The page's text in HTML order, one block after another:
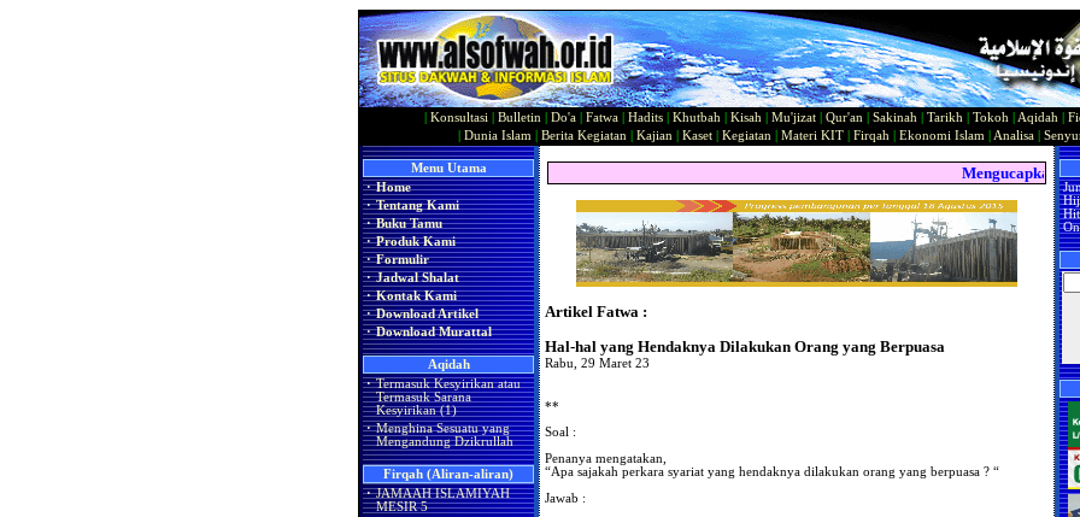
Konsultasi Bulletin Do'a Fatwa Hadits Khutbah Kisah Mu'jizat Qur'an Sakinah Tarikh Tokoh Aqidah
Dunia Islam Berita Kegiatan Kajian Kaset| Kegiatan Materi KIT| Firqah Ekonomi Islam Analisa|
Menu Utama
· Home
· Tentang Kami
· Buku Tamu
· Produk Kami
· Formulir
· Jadwal Shalat
· Kontak Kami
· Download Artikel
· Download Murattal
Aqidah
· Termasuk Kesyirikan atau
Termasuk Sarana
Kesyirikan (1)
· Menghina Sesuatu yang
Mengandung Dzikrullah
Firqah (Aliran-aliran)
· JAMAAH ISLAMIYAH
MESIR 5
Mengucapkan
Artikel Fatwa :
Hal-hal yang Hendaknya Dilakukan Orang yang Berpuasa
Rabu, 29 Maret 23
**
Soal :
Penanya mengatakan,
“Apa sajakah perkara syariat yang hendaknya dilakukan orang yang berpuasa ? “
Jawab :